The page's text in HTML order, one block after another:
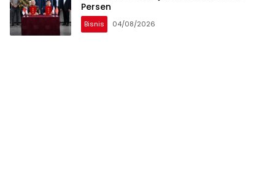
Persen
Bisnis 04/08/2026